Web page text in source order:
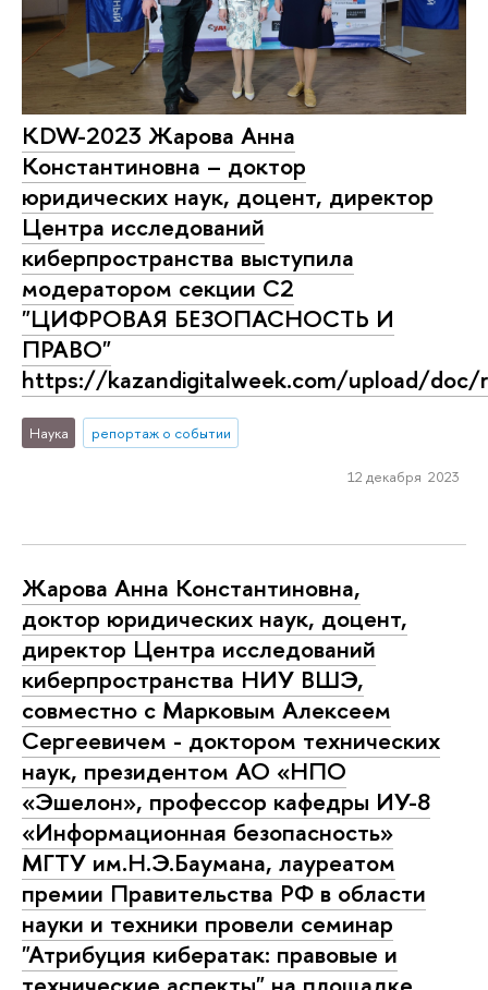
KDW-2023 Жарова Анна
Константиновна – доктор
юридических наук, доцент, директор
Центра исследований
киберпространства выступила
модератором секции С2
"ЦИФРОВАЯ БЕЗОПАСНОСТЬ И
ПРАВО"
https://kazandigitalweek.com/upload/
Наука репортаж о событии
12 декабря 2023
Жарова Анна Константиновна,
доктор юридических наук, доцент,
директор Центра исследований
киберпространства НИУ ВШЭ,
совместно с Марковым Алексеем
Сергеевичем - доктором технических
наук, президентом АО «НПО
«Эшелон», профессор кафедры ИУ-8
«Информационная безопасность»
МГТУ им.Н.Э.Баумана, лауреатом
премии Правительства РФ в области
науки и техники провели семинар
"Атрибуция кибератак: правовые и